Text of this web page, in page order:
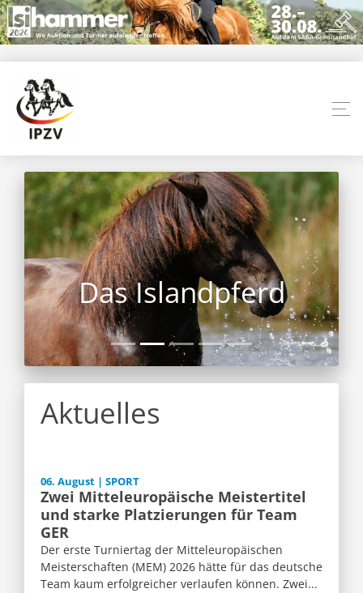
Das Islandpferd
Aktuelles
06. August | SPORT
Zwei Mitteleuropäische Meistertitel
und starke Platzierungen für Team
GER
Der erste Turniertag der Mitteleuropäischen
Meisterschaften (MEM) 2026 hätte für das deutsche
Team kaum erfolgreicher verlaufen können. Zwei...